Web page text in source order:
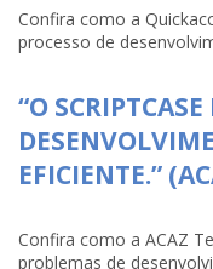
Confira como a
processo de
“O
EFICIENTE.”
Confira como a ACAZ
problemas de